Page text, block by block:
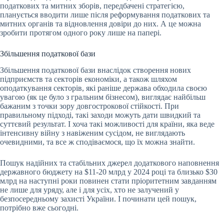
податкових та митних зборів, передбачені стратегією,
планується вводити лише після реформування податкових та
митних органів та відновлення довіри до них. А це можна
зробити протягом одного року лише на папері.
Збільшення податкової бази
Збільшення податкової бази внаслідок створення нових
підприємств та секторів економіки, а також шляхом
оподаткування секторів, які раніше держава обходила своєю
увагою (як це було з гральним бізнесом), виглядає найбільш
бажаним з точки зору довгострокової стійкості. При
правильному підході, такі заходи можуть дати швидкий та
суттєвий результат. І хоча такі можливості для країни, яка веде
інтенсивну війну з навіженим сусідом, не виглядають
очевидними, та все ж сподіваємося, що їх можна знайти.
Пошук надійних та стабільних джерел додаткового наповнення
державного бюджету на $11-20 млрд у 2024 році та близько $30
млрд на наступні роки повинен стати пріоритетним завданням
не лише для уряду, але і для усіх, хто не залучений у
безпосередньому захисті України. І починати цей пошук,
потрібно вже сьогодні.